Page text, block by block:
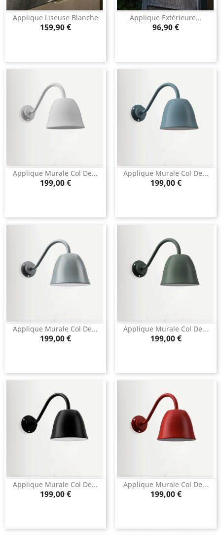
Applique Liseuse Blanche
Prix
159,90 €
Applique Extérieure...
Prix
96,90 €
Applique Murale Col De...
Prix
199,00 €
Applique Murale Col De...
Prix
199,00 €
Applique Murale Col De...
Prix
199,00 €
Applique Murale Col De...
Prix
199,00 €
Applique Murale Col De...
Prix
199,00 €
Applique Murale Col De...
Prix
199,00 €